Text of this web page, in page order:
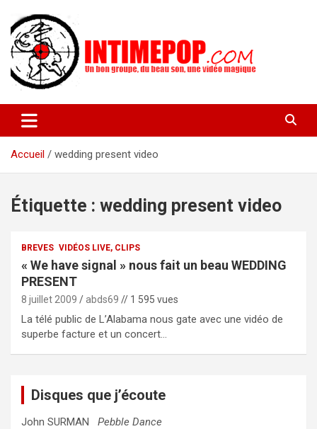
contenu
intimepop.com
actuelles pop rock, post-rock, indé sur Lyon. rock pop concert
lyon
Accueil
wedding present video
Étiquette : wedding present video
BREVES VIDÉOS LIVE, CLIPS
« We have signal » nous fait un beau WEDDING
PRESENT
8 juillet 2009 abds69 // 1 595 vues
La télé public de L’Alabama nous gate avec une vidéo de
superbe facture et un concert…
Disques que j’écoute
John SURMAN Pebble Dance